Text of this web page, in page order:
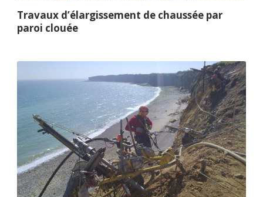
Travaux d’élargissement de chaussée par
paroi clouée